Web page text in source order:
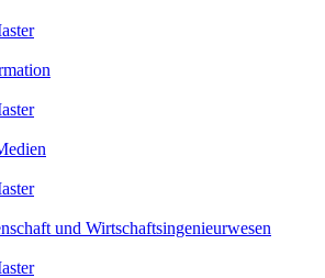
und Wirtschaftsingenieurwesen